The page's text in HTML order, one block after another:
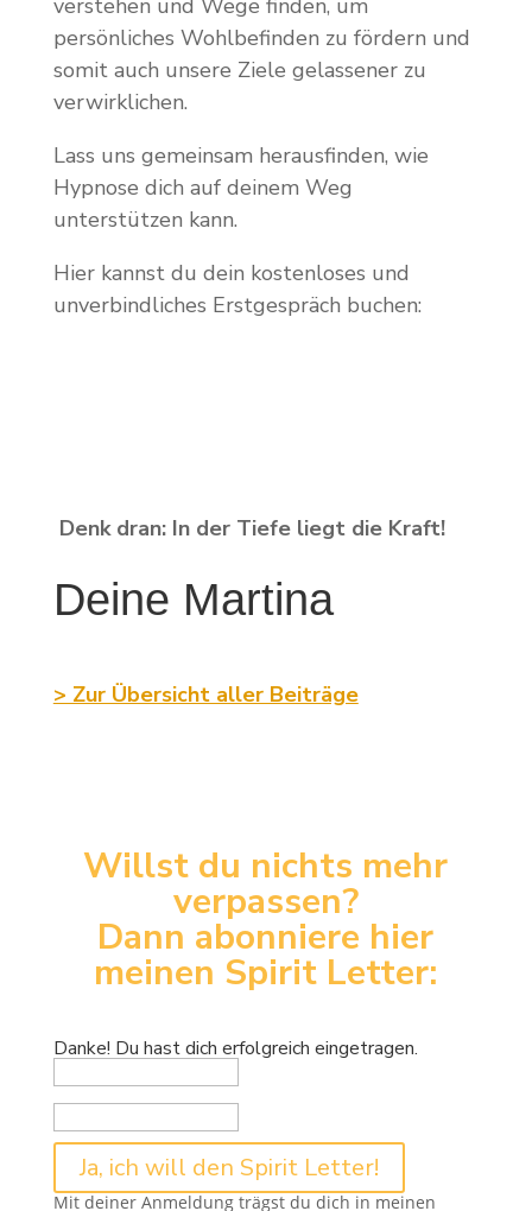
verstehen und Wege finden, um
persönliches Wohlbefinden zu fördern und
somit auch unsere Ziele gelassener zu
verwirklichen.
Lass uns gemeinsam herausfinden, wie
Hypnose dich auf deinem Weg
unterstützen kann.
Hier kannst du dein kostenloses und
unverbindliches Erstgespräch buchen:
Denk dran: In der Tiefe liegt die Kraft!
Deine Martina
> Zur Übersicht aller Beiträge
Willst du nichts mehr
verpassen?
Dann abonniere hier
meinen Spirit Letter:
Danke! Du hast dich erfolgreich eingetragen.
Ja, ich will den Spirit Letter!
Mit deiner Anmeldung trägst du dich in meinen